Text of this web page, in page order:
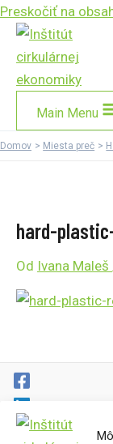
Preskočiť na
Main Menu
Domov Miesta preč
hard-
Od Ivana Maleš